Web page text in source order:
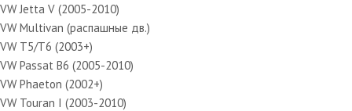
VW Jetta V (2005-2010)
VW Multivan (распашные дв.)
VW T5/T6 (2003+)
VW Passat B6 (2005-2010)
VW Phaeton (2002+)
VW Touran I (2003-2010)